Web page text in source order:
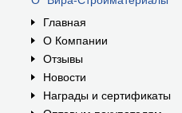
Главная
О Компании
Отзывы
Новости
Награды и сертификаты